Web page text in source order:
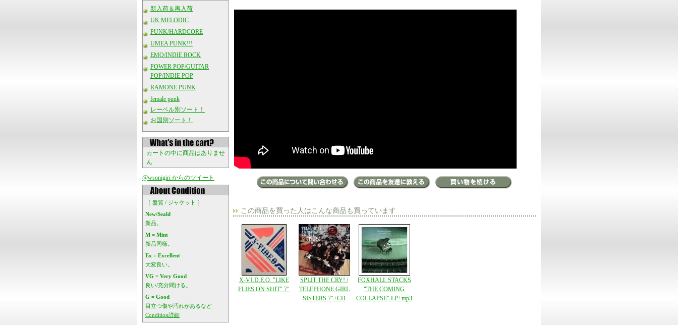
新入荷＆再入荷
UK MELODIC
PUNK/HARDCORE
UMEA PUNK!!!
EMO/INDIE ROCK
POWER POP/GUITAR
POP/INDIE POP
RAMONE PUNK
female punk
レーベル別ソート！
お国別ソート！
カートの中に商品はありませ
ん
@wsonigiri からのツイート
［ 盤質 / ジャケット ］
New/Seald
新品。
M = Mint
新品同様。
Ex = Excellent
大変良い。
VG = Very Good
良い/充分聞ける。
G = Good
目立つ傷や汚れがあるなど
Condition詳細
この商品を買った人はこんな商品も買っています
X-V.I.D.E.O. "LIKE
FLIES ON SHIT" 7"
SPLIT THE CRY! /
TELEPHONE GIRL
SISTERS 7"+CD
FOXHALL STACKS
"THE COMING
COLLAPSE" LP+mp3